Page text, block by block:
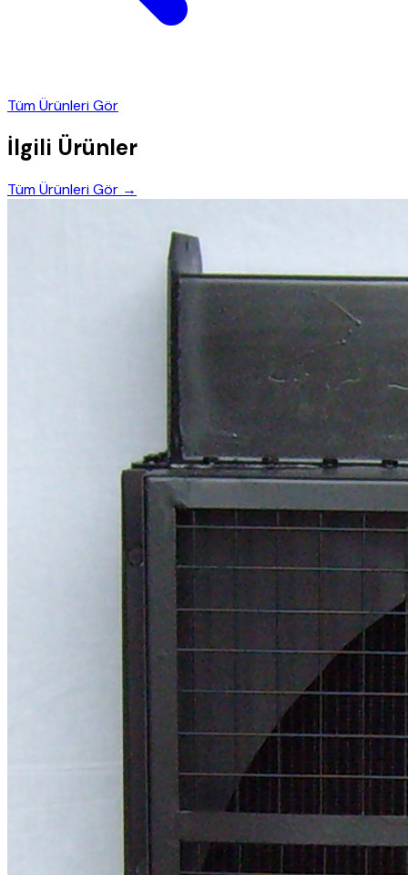
Tüm Ürünleri Gör
İlgili Ürünler
Tüm Ürünleri Gör →